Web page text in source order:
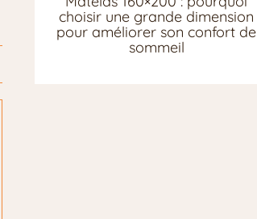
choisir une grande dimension
pour améliorer son confort de
sommeil